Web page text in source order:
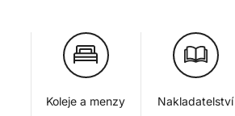
Koleje a menzy Nakladatelství